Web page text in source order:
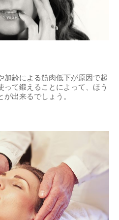
加齢による筋肉低下が原因で起
って鍛えることによって、ほう
出来るでしょう。